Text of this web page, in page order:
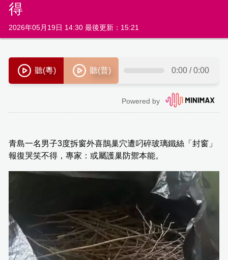
得
2026年05月19日 14:30 最後更新：15:21
青島一名男子3度拆窗外喜鵲巢穴遭叼碎玻璃鐵絲「封窗」
報復哭笑不得，專家：或屬護巢防禦本能。